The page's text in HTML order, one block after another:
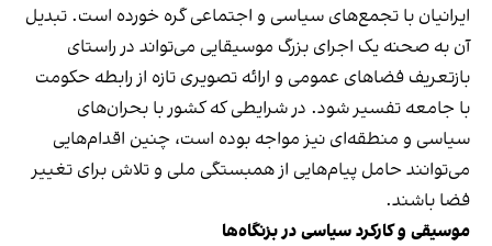
ایرانیان با تجمع‌های سیاسی و اجتماعی گره خورده است. تبدیل
آن به صحنه یک اجرای بزرگ موسیقایی می‌تواند در راستای
بازتعریف فضاهای عمومی و ارائه تصویری تازه از رابطه حکومت
با جامعه تفسیر شود. در شرایطی که کشور با بحران‌های
سیاسی و منطقه‌ای نیز مواجه بوده است، چنین اقدام‌هایی
می‌توانند حامل پیام‌هایی از همبستگی ملی و تلاش برای تغییر
فضا باشند.
موسیقی و کارکرد سیاسی در بزنگاه‌ها